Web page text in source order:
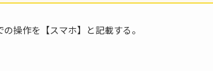
操作を【スマホ】と記載する。